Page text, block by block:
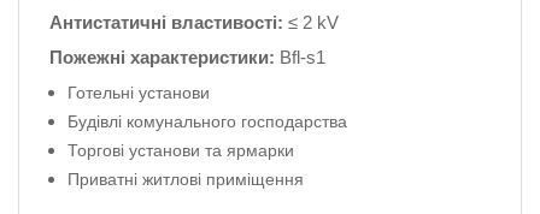
Антистатичні властивості: ≤ 2 kV
Пожежні характеристики: Bfl-s1
Готельні установи
Будівлі комунального господарства
Торгові установи та ярмарки
Приватні житлові приміщення